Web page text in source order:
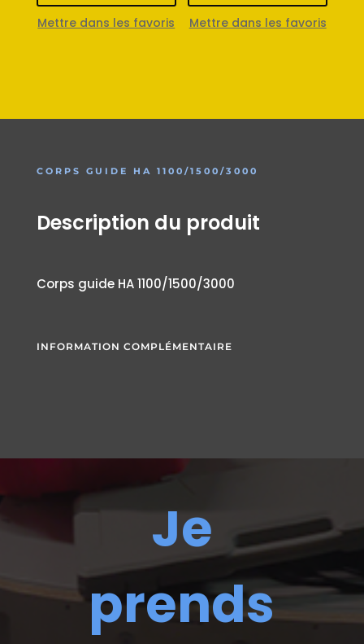
Mettre dans les favoris Mettre dans les favoris
CORPS GUIDE HA 1100/1500/3000
Description du produit
Corps guide HA 1100/1500/3000
INFORMATION COMPLÉMENTAIRE
Je
prends